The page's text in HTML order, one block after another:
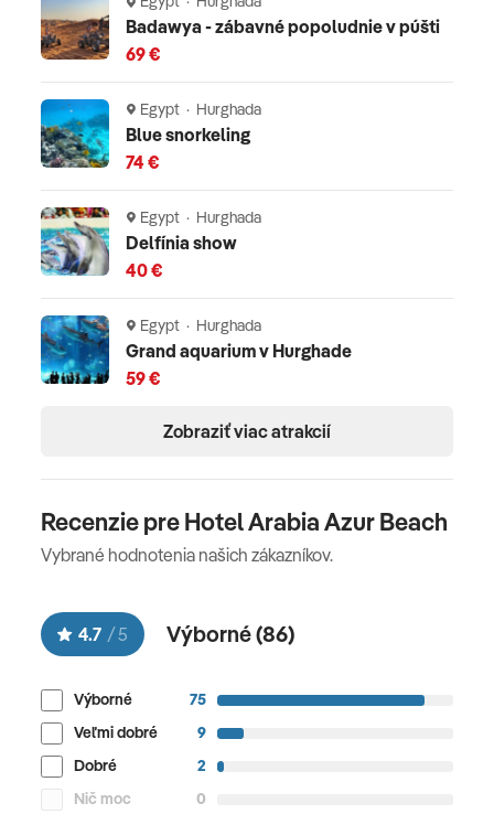
Badawya - zábavné popoludnie v púšti
69 €
Egypt · Hurghada
Blue snorkeling
74 €
Egypt · Hurghada
Delfínia show
40 €
Egypt · Hurghada
Grand aquarium v Hurghade
59 €
Zobraziť viac atrakcií
Recenzie pre Hotel Arabia Azur Beach
Vybrané hodnotenia našich zákazníkov.
4.7 /5 Výborné (86)
Výborné
75
Veľmi dobré
9
Dobré
2
Nič moc
0